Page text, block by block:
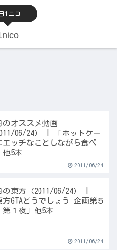
1ニコ
のオススメ動画
06/24） | 「ホットケー
エッチなことしながら食べ
他5本
2011/06/24
の東方（2011/06/24） |
方GTAどうでしょう 企画第５
１夜」他5本
2011/06/24